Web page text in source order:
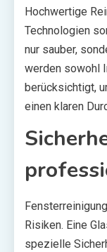
Hochwertige
Technologien
nur sauber,
werden sowohl
berücksichtigt,
einen klaren
Risiken. Eine
spezielle